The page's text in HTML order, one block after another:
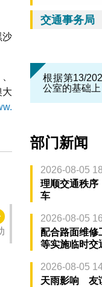
沙
交通事务局
根据第13/
公室的基础上
部门新闻
2026-08-05
理顺交通秩
车
2026-08-05
配合路面维
等实施临时交
2026-08-05
天雨影响 友